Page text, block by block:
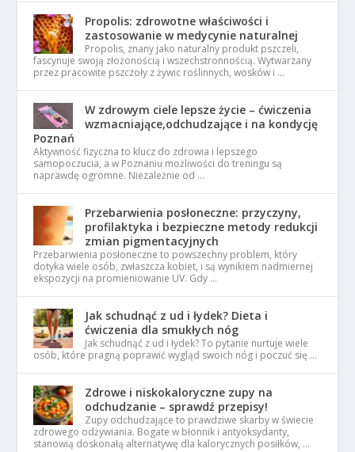
Propolis: zdrowotne właściwości i
zastosowanie w medycynie naturalnej
Propolis, znany jako naturalny produkt pszczeli,
fascynuje swoją złożonością i wszechstronnością. Wytwarzany
przez pracowite pszczoły z żywic roślinnych, wosków i …
W zdrowym ciele lepsze życie – ćwiczenia
wzmacniające,odchudzające i na kondycję
Poznań
Aktywność fizyczna to klucz do zdrowia i lepszego
samopoczucia, a w Poznaniu możliwości do treningu są
naprawdę ogromne. Niezależnie od …
Przebarwienia posłoneczne: przyczyny,
profilaktyka i bezpieczne metody redukcji
zmian pigmentacyjnych
Przebarwienia posłoneczne to powszechny problem, który
dotyka wiele osób, zwłaszcza kobiet, i są wynikiem nadmiernej
ekspozycji na promieniowanie UV. Gdy …
Jak schudnąć z ud i łydek? Dieta i
ćwiczenia dla smukłych nóg
Jak schudnąć z ud i łydek? To pytanie nurtuje wiele
osób, które pragną poprawić wygląd swoich nóg i poczuć się …
Zdrowe i niskokaloryczne zupy na
odchudzanie – sprawdź przepisy!
Zupy odchudzające to prawdziwe skarby w świecie
zdrowego odżywiania. Bogate w błonnik i antyoksydanty,
stanowią doskonałą alternatywę dla kalorycznych posiłków, …